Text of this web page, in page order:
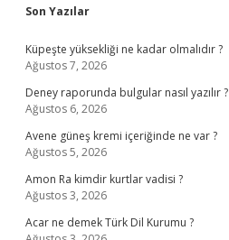
Sidebar
Son Yazılar
Küpeşte yüksekliği ne kadar olmalıdır ?
Ağustos 7, 2026
Deney raporunda bulgular nasıl yazılır ?
Ağustos 6, 2026
Avene güneş kremi içeriğinde ne var ?
Ağustos 5, 2026
Amon Ra kimdir kurtlar vadisi ?
Ağustos 3, 2026
Acar ne demek Türk Dil Kurumu ?